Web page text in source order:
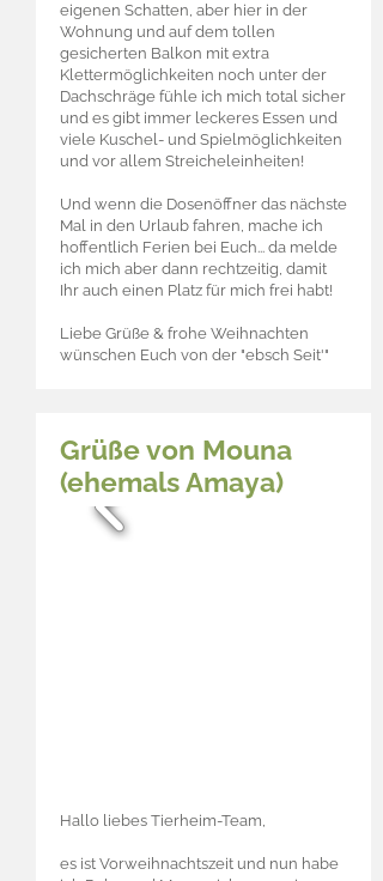
eigenen Schatten, aber hier in der
Wohnung und auf dem tollen
gesicherten Balkon mit extra
Klettermöglichkeiten noch unter der
Dachschräge fühle ich mich total sicher
und es gibt immer leckeres Essen und
viele Kuschel- und Spielmöglichkeiten
und vor allem Streicheleinheiten!
Und wenn die Dosenöffner das nächste
Mal in den Urlaub fahren, mache ich
hoffentlich Ferien bei Euch... da melde
ich mich aber dann rechtzeitig, damit
Ihr auch einen Platz für mich frei habt!
Liebe Grüße & frohe Weihnachten
wünschen Euch von der "ebsch Seit'"
Grüße von Mouna
(ehemals Amaya)
Hallo liebes Tierheim-Team,
es ist Vorweihnachtszeit und nun habe